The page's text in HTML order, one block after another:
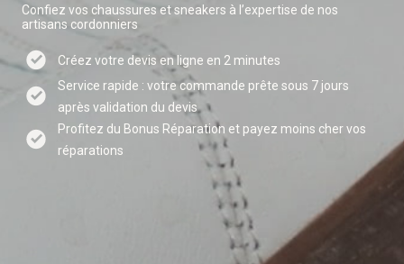
Confiez vos chaussures et sneakers à l’expertise de nos
artisans cordonniers
Créez votre devis en ligne en 2 minutes
Service rapide : votre commande prête sous 7 jours
après validation du devis
Profitez du Bonus Réparation et payez moins cher vos
réparations